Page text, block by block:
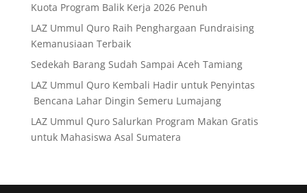
Kuota Program Balik Kerja 2026 Penuh
LAZ Ummul Quro Raih Penghargaan Fundraising
Kemanusiaan Terbaik
Sedekah Barang Sudah Sampai Aceh Tamiang
LAZ Ummul Quro Kembali Hadir untuk Penyintas
Bencana Lahar Dingin Semeru Lumajang
LAZ Ummul Quro Salurkan Program Makan Gratis
untuk Mahasiswa Asal Sumatera